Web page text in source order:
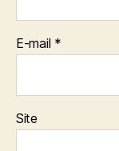
E-mail *
Site